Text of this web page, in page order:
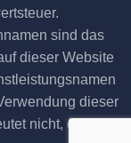
sind das
dieser Website
dieser
nicht, dass sie